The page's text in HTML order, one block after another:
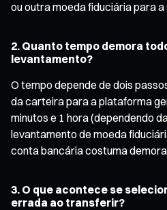
ou outra moeda fiduciária para
2. Quanto tempo demora
levantamento?
O tempo depende de dois
da carteira para a plataforma
minutos e 1 hora (dependendo
levantamento de moeda
conta bancária costuma
3. O que acontece se
errada ao transferir?